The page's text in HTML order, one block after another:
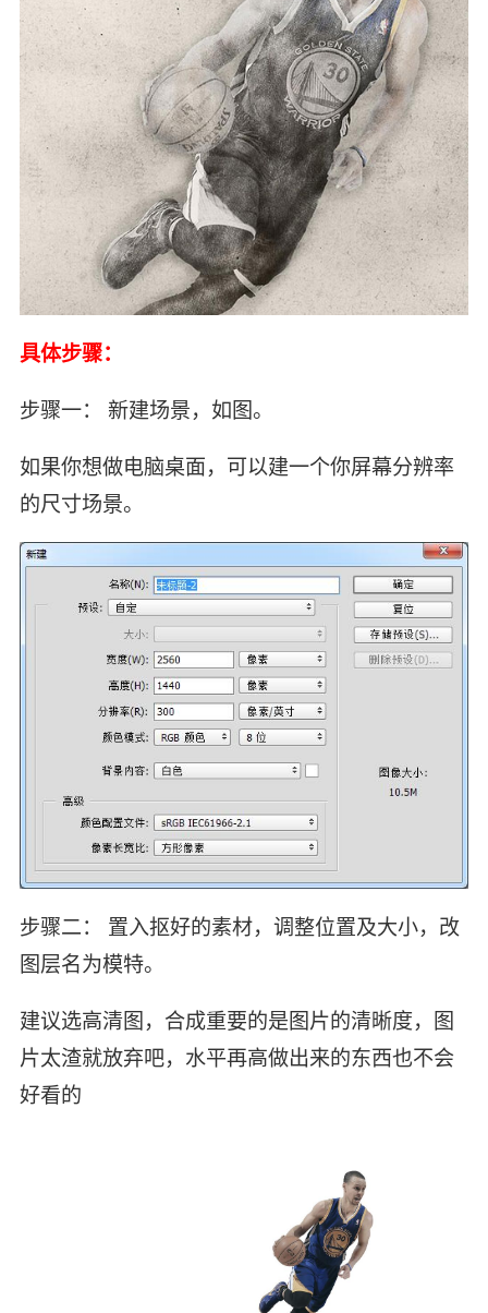
具体步骤：
步骤一： 新建场景，如图。
如果你想做电脑桌面，可以建一个你屏幕分辨率
的尺寸场景。
步骤二： 置入抠好的素材，调整位置及大小，改
图层名为模特。
建议选高清图，合成重要的是图片的清晰度，图
片太渣就放弃吧，水平再高做出来的东西也不会
好看的